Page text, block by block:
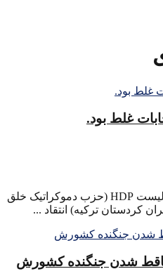
آلتان تان نماینده شهر دیاربکر از لیست HDP (حزب دموکراتیک خلق
شدن جنگنده کشورش